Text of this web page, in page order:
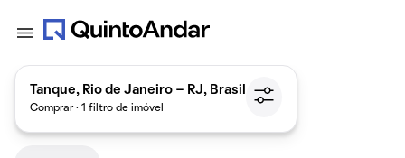
Tanque, Rio de Janeiro - RJ, Brasil
Comprar · 1 filtro de imóvel